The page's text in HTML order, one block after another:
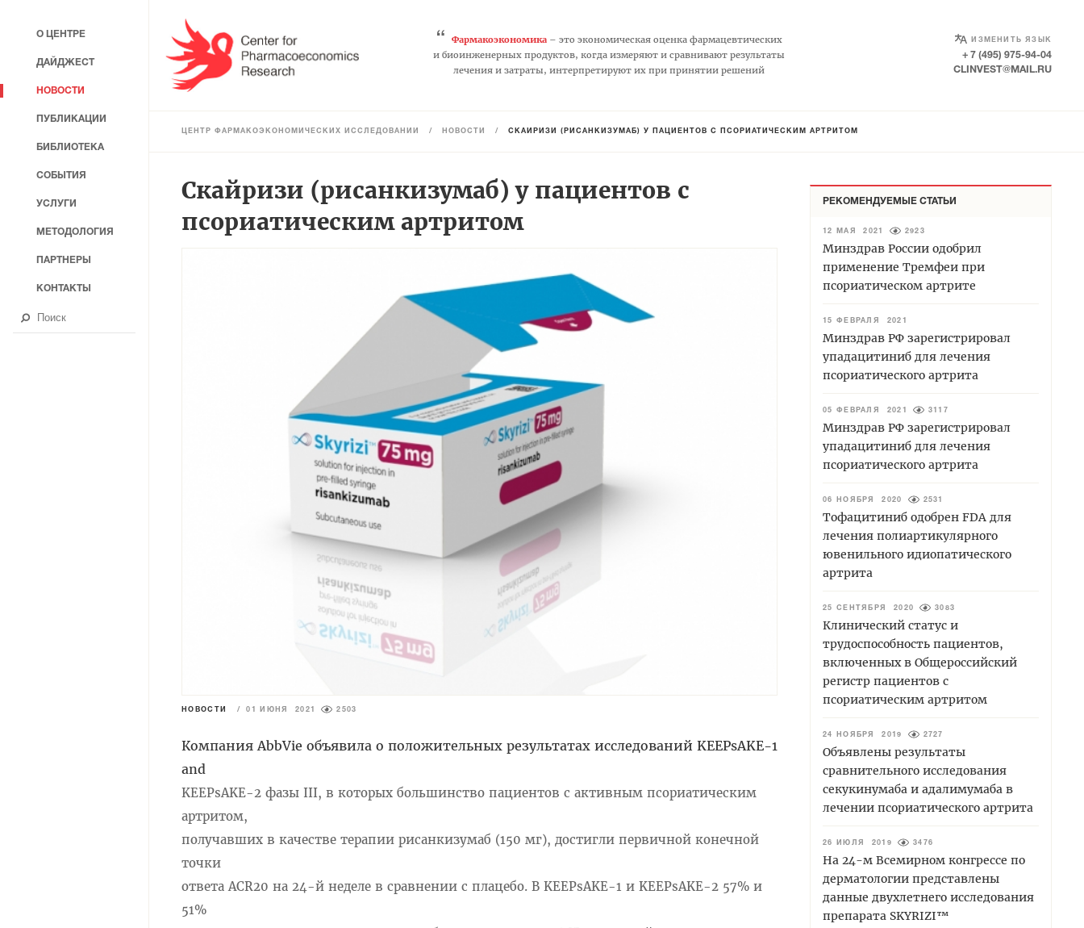
“ Фармакоэкономика– это экономическая оценка фармацевтических
и биоинженерных продуктов, когда измеряют и сравнивают результаты
лечения и затраты, интерпретируют их при принятии решений
ИЗМЕНИТЬ ЯЗЫК
SELECT LANGUAGE
+ 7 (495) 975-94-04
CLINVEST@MAIL.RU
ЦЕНТР ФАРМАКОЭКОНОМИЧЕСКИХ ИССЛЕДОВАНИЙ / НОВОСТИ / СКАЙРИЗИ (РИСАНКИЗУМАБ) У ПАЦИЕНТОВ С ПСОРИАТИЧЕСКИМ АРТРИТОМ
Скайризи (рисанкизумаб) у пациентов с
псориатическим артритом
НОВОСТИ / 01 ИЮНЯ 2021 2503
Компания AbbVie объявила о положительных результатах исследований KEEPsAKE-1
and
KEEPsAKE-2 фазы III, в которых большинство пациентов с активным псориатическим
артритом,
получавших в качестве терапии рисанкизумаб (150 мг), достигли первичной конечной
точки
ответа ACR20 на 24-й неделе в сравнении с плацебо. В KEEPsAKE-1 и KEEPsAKE-2 57% и
51%
РЕКОМЕНДУЕМЫЕ СТАТЬИ
12 МАЯ 2021 2923
Минздрав России одобрил
применение Тремфеи при
псориатическом артрите
15 ФЕВРАЛЯ 2021
Минздрав РФ зарегистрировал
упадацитиниб для лечения
псориатического артрита
05 ФЕВРАЛЯ 2021 3117
Минздрав РФ зарегистрировал
упадацитиниб для лечения
псориатического артрита
06 НОЯБРЯ 2020 2531
Тофацитиниб одобрен FDA для
лечения полиартикулярного
ювенильного идиопатического
артрита
25 СЕНТЯБРЯ 2020 3083
Клинический статус и
трудоспособность пациентов,
включенных в Общероссийский
регистр пациентов с
псориатическим артритом
24 НОЯБРЯ 2019 2727
Объявлены результаты
сравнительного исследования
секукинумаба и адалимумаба в
лечении псориатического артрита
26 ИЮЛЯ 2019 3476
На 24-м Всемирном конгрессе по
дерматологии представлены
данные двухлетнего исследования
препарата SKYRIZI™
О ЦЕНТРЕ
ДАЙДЖЕСТ
НОВОСТИ
ПУБЛИКАЦИИ
БИБЛИОТЕКА
СОБЫТИЯ
УСЛУГИ
МЕТОДОЛОГИЯ
ПАРТНЕРЫ
КОНТАКТЫ